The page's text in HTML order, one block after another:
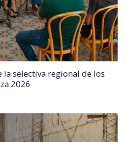
la selectiva regional de los
2026